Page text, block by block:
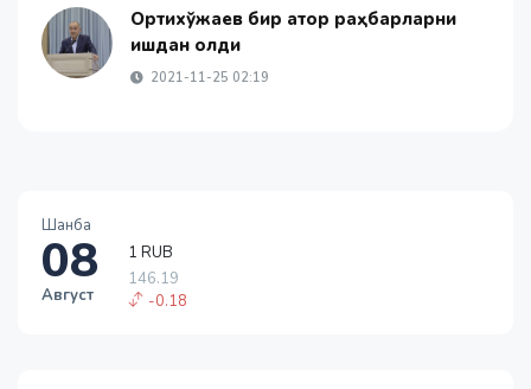
Шанба
08
Август
146.19
-0.18
1 USD
Ортиқхўжаев бир қатор раҳбарларни
ишдан олди
2021-11-25 02:19